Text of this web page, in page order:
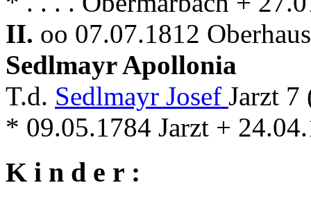
II. oo 07.07.1812
Sedlmayr Apollonia
T.d. Sedlmayr Josef Jarzt
* 09.05.1784 Jarzt +
K i n d e r :